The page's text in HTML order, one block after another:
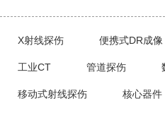
X射线探伤 便携式DR成像
工业CT 管道探伤
移动式射线探伤 核心器件